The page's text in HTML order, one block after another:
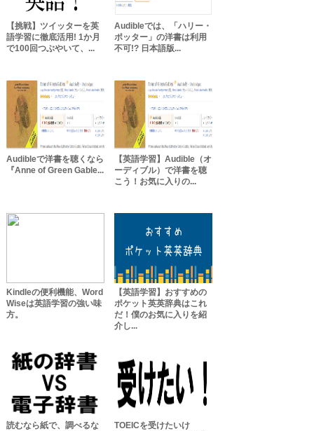
【挑戦】ツイッターを英
語学習に徹底活用! 1か月
で100回つぶやいて、...
Audibleでは、「ハリー・
ポッター」の洋書は利用
不可!? 日本語版...
Audibleで洋書を聴くなら
『Anne of Green Gable...
【英語学習】Audible（オ
ーディブル）で洋書を聴
こう！お気に入りの...
Kindleの便利機能、Word
Wiseは英語学習の強い味
方。
【英語学習】おすすめの
ポケット英英辞典はこれ
だ！僕のお気に入りを紹
介し...
読むなら紙で、調べるな
TOEICを受けたいけ